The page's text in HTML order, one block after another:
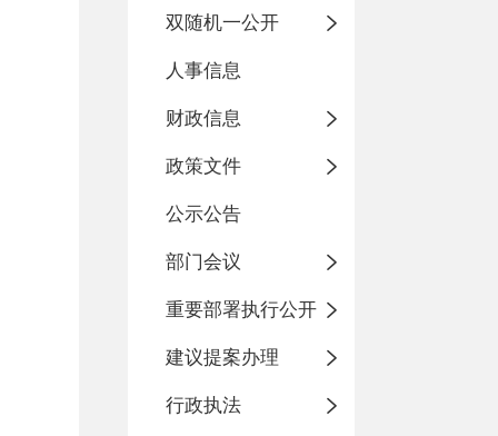
双随机一公开
人事信息
财政信息
政策文件
公示公告
部门会议
重要部署执行公开
建议提案办理
行政执法